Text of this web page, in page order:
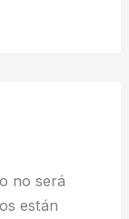
no será
están